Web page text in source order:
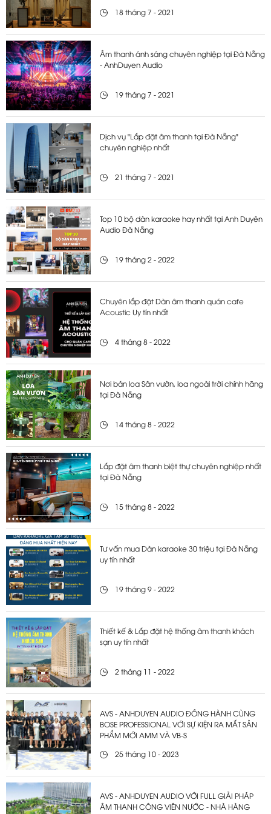
18 tháng 7 - 2021
Âm thanh ánh sáng chuyên nghiệp tại Đà Nẵng
- AnhDuyen Audio
19 tháng 7 - 2021
Dịch vụ "Lắp đặt âm thanh tại Đà Nẵng"
chuyên nghiệp nhất
21 tháng 7 - 2021
Top 10 bộ dàn karaoke hay nhất tại Anh Duyên
Audio Đà Nẵng
19 tháng 2 - 2022
Chuyên lắp đặt Dàn âm thanh quán cafe
Acoustic Uy tín nhất
4 tháng 8 - 2022
Nơi bán loa Sân vườn, loa ngoài trời chính hãng
tại Đà Nẵng
14 tháng 8 - 2022
Lắp đặt âm thanh biệt thự chuyên nghiệp nhất
tại Đà Nẵng
15 tháng 8 - 2022
Tư vấn mua Dàn karaoke 30 triệu tại Đà Nẵng
uy tín nhất
19 tháng 9 - 2022
Thiết kế & Lắp đặt hệ thống âm thanh khách
sạn uy tín nhất
2 tháng 11 - 2022
AVS - ANHDUYEN AUDIO ĐỒNG HÀNH CÙNG
BOSE PROFESSIONAL VỚI SỰ KIỆN RA MẮT SẢN
PHẨM MỚI AMM VÀ VB-S
25 tháng 10 - 2023
AVS - ANHDUYEN AUDIO VỚI FULL GIẢI PHÁP
ÂM THANH CÔNG VIÊN NƯỚC - NHÀ HÀNG